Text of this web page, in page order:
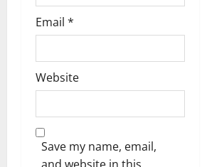
Email *
Website
Save my name, email,